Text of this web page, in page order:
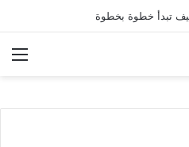
تبدأ خطوة بخطوة